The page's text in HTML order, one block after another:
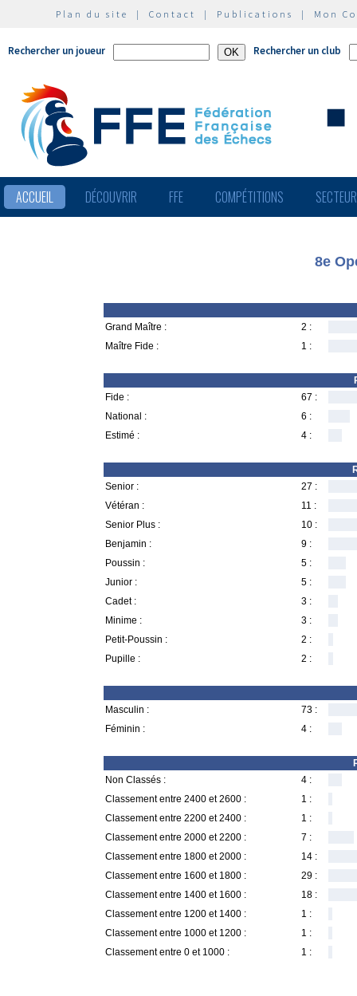
Plan du site | Contact | Publications | Mon
Rechercher un joueur Rechercher un club
ACCUEIL DÉCOUVRIR FFE COMPÉTITIONS
8e
Grand Maître :
2 :
Maître Fide :
1 :
Fide :
67 :
National :
6 :
Estimé :
4 :
Senior :
27 :
Vétéran :
11 :
Senior Plus :
10 :
Benjamin :
9 :
Poussin :
5 :
Junior :
5 :
Cadet :
3 :
Minime :
3 :
Petit-Poussin :
2 :
Pupille :
2 :
Masculin :
73 :
Féminin :
4 :
Non Classés :
4 :
Classement entre 2400 et 2600 :
1 :
Classement entre 2200 et 2400 :
1 :
Classement entre 2000 et 2200 :
7 :
Classement entre 1800 et 2000 :
14 :
Classement entre 1600 et 1800 :
29 :
Classement entre 1400 et 1600 :
18 :
Classement entre 1200 et 1400 :
1 :
Classement entre 1000 et 1200 :
1 :
Classement entre 0 et 1000 :
1 :